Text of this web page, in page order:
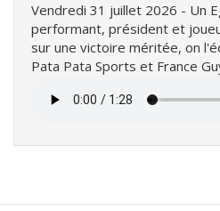
Vendredi 31 juillet 2026 - Un
performant, président et
sur une victoire méritée, on
Pata Pata Sports et France
audio